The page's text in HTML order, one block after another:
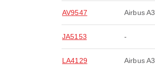
AV9547 Airbus
JA5153 -
LA4129 Airbus